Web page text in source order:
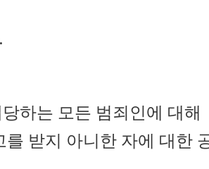
하는 모든 범죄인에 대해
받지 아니한 자에 대한